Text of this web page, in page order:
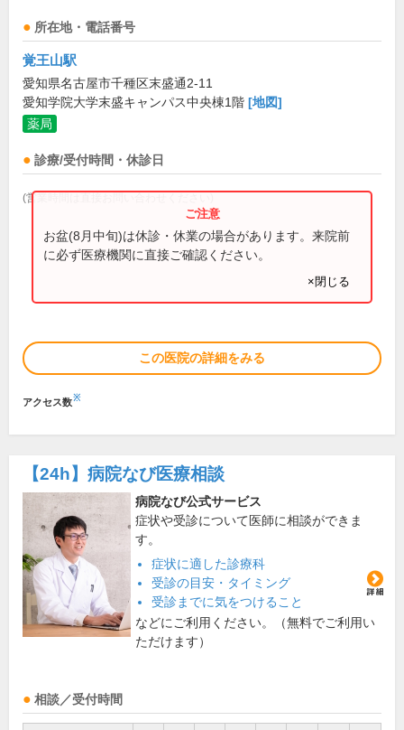
所在地・電話番号
覚王山駅
愛知県名古屋市千種区末盛通2-11
愛知学院大学末盛キャンパス中央棟1階 [地図]
薬局
診療/受付時間・休診日
(営業時間は直接お問い合わせください)
お盆(8月中旬)は休診・休業の場合があります。来院前
に必ず医療機関に直接ご確認ください。
×閉じる
この医院の詳細をみる
アクセス数※
【24h】 病院なび医療相談
病院なび公式サービス
症状や受診について医師に相談ができま
す。
症状に適した診療科
受診の目安・タイミング
受診までに気をつけること
などにご利用ください。（無料でご利用い
ただけます）
相談／受付時間